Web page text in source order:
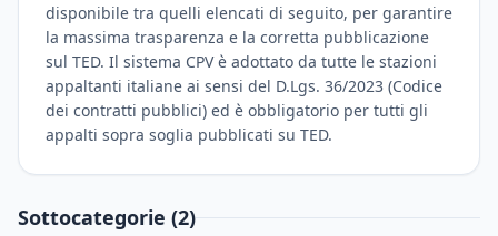
disponibile tra quelli elencati di seguito, per garantire
la massima trasparenza e la corretta pubblicazione
sul TED. Il sistema CPV è adottato da tutte le stazioni
appaltanti italiane ai sensi del D.Lgs. 36/2023 (Codice
dei contratti pubblici) ed è obbligatorio per tutti gli
appalti sopra soglia pubblicati su TED.
Sottocategorie (2)